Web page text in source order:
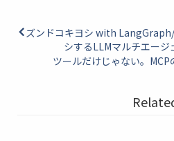
ズンドコキヨシ with
シするLLMマルチエージ
ツールだけじゃない。